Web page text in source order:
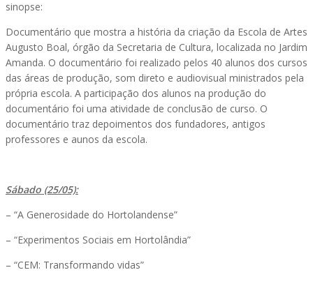
sinopse:
Documentário que mostra a história da criação da Escola de Artes
Augusto Boal, órgão da Secretaria de Cultura, localizada no Jardim
Amanda. O documentário foi realizado pelos 40 alunos dos cursos
das áreas de produção, som direto e audiovisual ministrados pela
própria escola. A participação dos alunos na produção do
documentário foi uma atividade de conclusão de curso. O
documentário traz depoimentos dos fundadores, antigos
professores e aunos da escola.
Sábado (25/05):
– “A Generosidade do Hortolandense”
– “Experimentos Sociais em Hortolândia”
– “CEM: Transformando vidas”